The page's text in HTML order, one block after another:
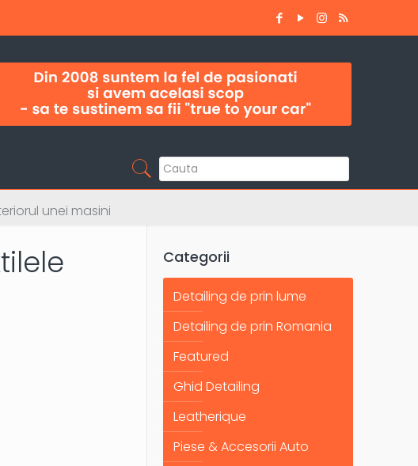
unei masini
Categorii
Detailing de prin lume
Detailing de prin Romania
Featured
Ghid Detailing
Leatherique
Piese & Accesorii Auto